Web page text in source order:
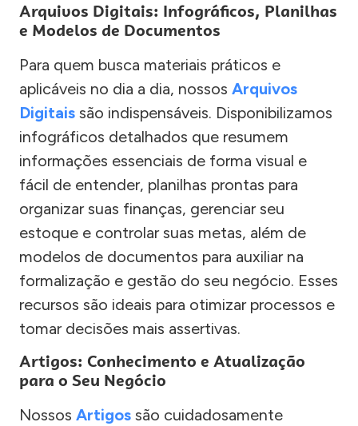
Arquivos Digitais: Infográficos, Planilhas
e Modelos de Documentos
Para quem busca materiais práticos e
aplicáveis no dia a dia, nossos Arquivos
Digitais são indispensáveis. Disponibilizamos
infográficos detalhados que resumem
informações essenciais de forma visual e
fácil de entender, planilhas prontas para
organizar suas finanças, gerenciar seu
estoque e controlar suas metas, além de
modelos de documentos para auxiliar na
formalização e gestão do seu negócio. Esses
recursos são ideais para otimizar processos e
tomar decisões mais assertivas.
Artigos: Conhecimento e Atualização
para o Seu Negócio
Nossos Artigos são cuidadosamente